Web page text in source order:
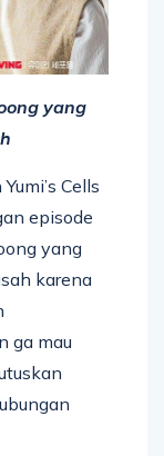
yang
Cells
episode
yang
karena
ga mau